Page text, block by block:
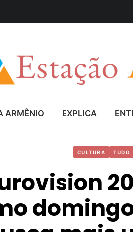
ARMÊNIO EXPLICA
CULTURA TUDO